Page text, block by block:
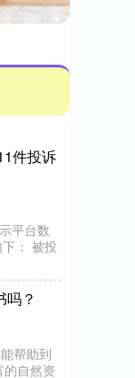
件投诉
平台数
： 被投
吗？
帮助到
自然资